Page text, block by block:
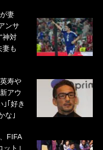
妻
ンサ
神対
妻も
寿や
アウ
｣｢好き
な｣
FIFA
ット｣